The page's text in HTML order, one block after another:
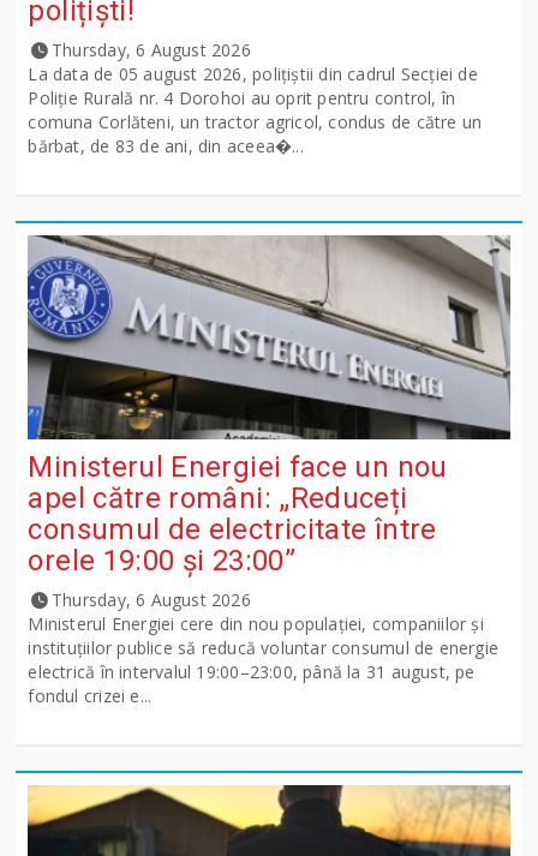
polițiști!
Thursday, 6 August 2026
La data de 05 august 2026, polițiștii din cadrul Secției de
Poliție Rurală nr. 4 Dorohoi au oprit pentru control, în
comuna Corlăteni, un tractor agricol, condus de către un
bărbat, de 83 de ani, din aceea�...
Ministerul Energiei face un nou
apel către români: „Reduceți
consumul de electricitate între
orele 19:00 și 23:00”
Thursday, 6 August 2026
Ministerul Energiei cere din nou populației, companiilor și
instituțiilor publice să reducă voluntar consumul de energie
electrică în intervalul 19:00–23:00, până la 31 august, pe
fondul crizei e...